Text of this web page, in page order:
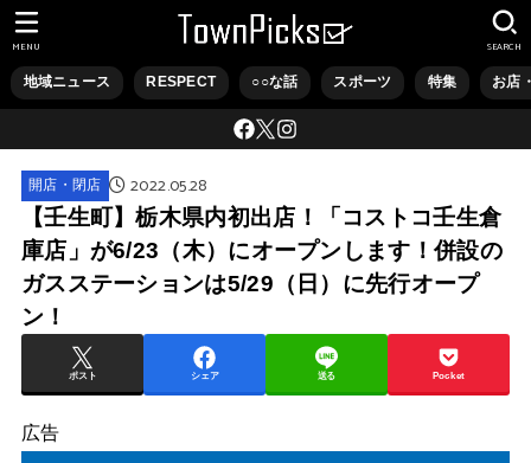
地域ニュース RESPECT ○○な話 スポーツ 特集 お店
SEARCH
MENU
開店・閉店 2022.05.28
【壬生町】栃木県内初出店！「コストコ壬生倉
庫店」が6/23（木）にオープンします！併設の
ガスステーションは5/29（日）に先行オープ
ン！
ポスト シェア 送る Pocket
広告